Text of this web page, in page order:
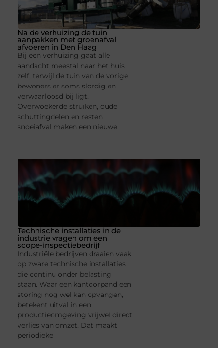
Na de verhuizing de tuin
aanpakken met groenafval
afvoeren in Den Haag
Bij een verhuizing gaat alle
aandacht meestal naar het huis
zelf, terwijl de tuin van de vorige
bewoners er soms slordig en
verwaarloosd bij ligt.
Overwoekerde struiken, oude
schuttingdelen en resten
snoeiafval maken een nieuwe
Technische installaties in de
industrie vragen om een
scope-inspectiebedrijf
Industriële bedrijven draaien vaak
op zware technische installaties
die continu onder belasting
staan. Waar een kantoorpand een
storing nog wel kan opvangen,
betekent uitval in een
productieomgeving vrijwel direct
verlies van omzet. Dat maakt
periodieke